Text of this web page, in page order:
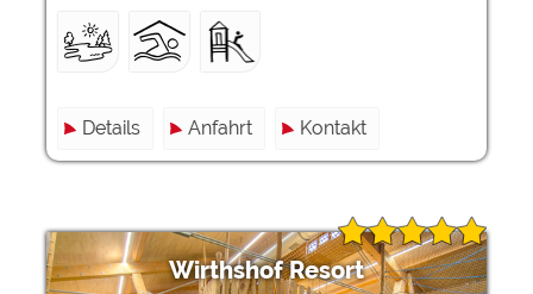
Details Anfahrt Kontakt
Wirthshof Resort